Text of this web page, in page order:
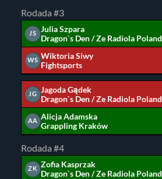
Rodada #3
JS
Julia Szpara
Dragon`s Den / Ze Radiola Poland
WS Wiktoria Siwy
Fightsports
JG Jagoda Gądek
Dragon`s Den / Ze Radiola Poland
AA Alicja Adamska
Grappling Kraków
Rodada #4
ZK Zofia Kasprzak
Dragon`s Den / Ze Radiola Poland